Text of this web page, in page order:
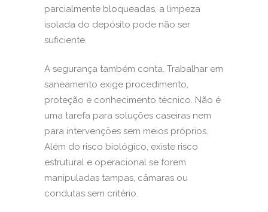
parcialmente bloqueadas, a limpeza
isolada do depósito pode não ser
suficiente.
A segurança também conta. Trabalhar em
saneamento exige procedimento,
proteção e conhecimento técnico. Não é
uma tarefa para soluções caseiras nem
para intervenções sem meios próprios.
Além do risco biológico, existe risco
estrutural e operacional se forem
manipuladas tampas, câmaras ou
condutas sem critério.